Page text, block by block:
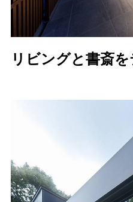
リビングと書斎